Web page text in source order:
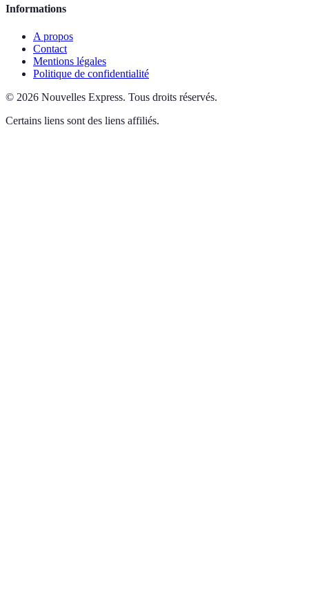
Informations
A propos
Contact
Mentions légales
Politique de confidentialité
© 2026 Nouvelles Express. Tous droits réservés.
Certains liens sont des liens affiliés.